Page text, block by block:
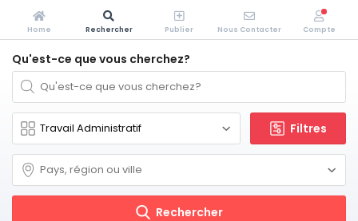
Qu'est-ce que vous cherchez?
Filtres
Rechercher
Home Rechercher Publier Nous Contacter Compte